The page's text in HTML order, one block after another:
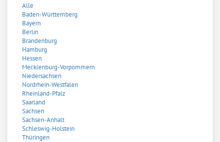
Alle
Baden-Württemberg
Bayern
Berlin
Brandenburg
Hamburg
Hessen
Mecklenburg-Vorpommern
Niedersachsen
Nordrhein-Westfalen
Rheinland-Pfalz
Saarland
Sachsen
Sachsen-Anhalt
Schleswig-Holstein
Thüringen